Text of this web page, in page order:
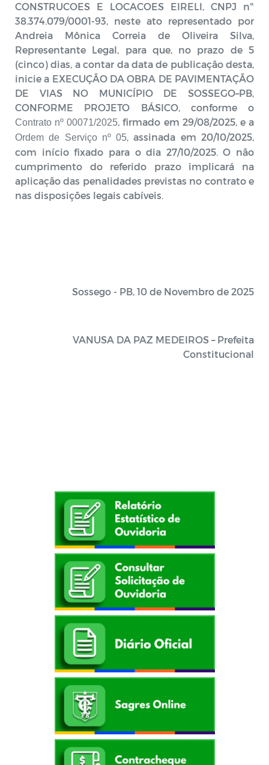
CONSTRUCOES E LOCACOES EIRELI, CNPJ nº
38.374.079/0001-93, neste ato representado por
Andreia Mônica Correia de Oliveira Silva,
Representante Legal, para que, no prazo de 5
(cinco) dias, a contar da data de publicação desta,
inicie a EXECUÇÃO DA OBRA DE PAVIMENTAÇÃO
DE VIAS NO MUNICÍPIO DE SOSSEGO–PB,
CONFORME PROJETO BÁSICO, conforme o
Contrato nº 00071/2025, firmado em 29/08/2025, e a
Ordem de Serviço nº 05, assinada em 20/10/2025,
com início fixado para o dia 27/10/2025. O não
cumprimento do referido prazo implicará na
aplicação das penalidades previstas no contrato e
nas disposições legais cabíveis.
Sossego - PB, 10 de Novembro de 2025
VANUSA DA PAZ MEDEIROS – Prefeita
Constitucional